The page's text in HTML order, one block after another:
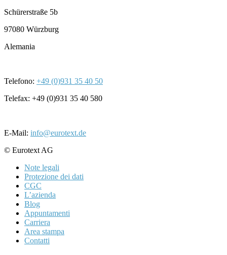
Schürerstraße 5b
97080 Würzburg
Alemania
Telefono: +49 (0)931 35 40 50
Telefax: +49 (0)931 35 40 580
E-Mail: info@eurotext.de
© Eurotext AG
Note legali
Protezione dei dati
CGC
L’azienda
Blog
Appuntamenti
Carriera
Area stampa
Contatti